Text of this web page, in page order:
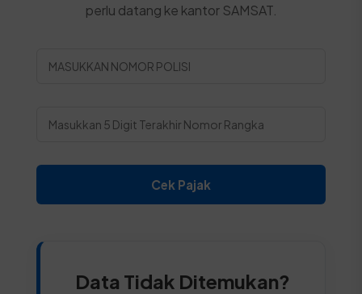
perlu datang ke kantor SAMSAT.
Cek Pajak
Data Tidak Ditemukan?